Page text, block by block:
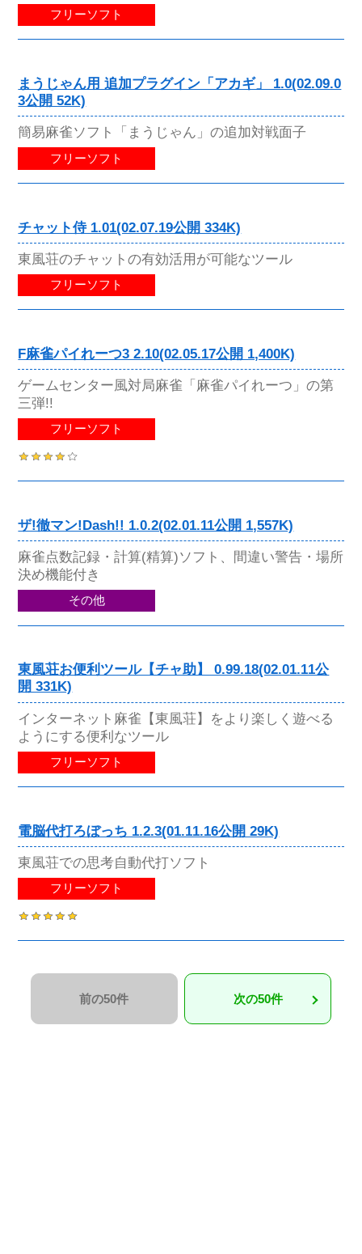
フリーソフト
まうじゃん用 追加プラグイン「アカギ」 1.0(02.09.0
3公開 52K)
簡易麻雀ソフト「まうじゃん」の追加対戦面子
フリーソフト
チャット侍 1.01(02.07.19公開 334K)
東風荘のチャットの有効活用が可能なツール
フリーソフト
F麻雀パイれーつ3 2.10(02.05.17公開 1,400K)
ゲームセンター風対局麻雀「麻雀パイれーつ」の第
三弾!!
フリーソフト
ザ!徹マン!Dash!! 1.0.2(02.01.11公開 1,557K)
麻雀点数記録・計算(精算)ソフト、間違い警告・場所
決め機能付き
その他
東風荘お便利ツール【チャ助】 0.99.18(02.01.11公
開 331K)
インターネット麻雀【東風荘】をより楽しく遊べる
ようにする便利なツール
フリーソフト
電脳代打ろぼっち 1.2.3(01.11.16公開 29K)
東風荘での思考自動代打ソフト
フリーソフト
前の50件 次の50件